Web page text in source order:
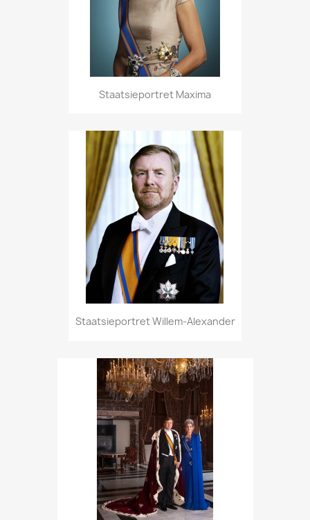
Staatsieportret Maxima
Staatsieportret Willem-Alexander